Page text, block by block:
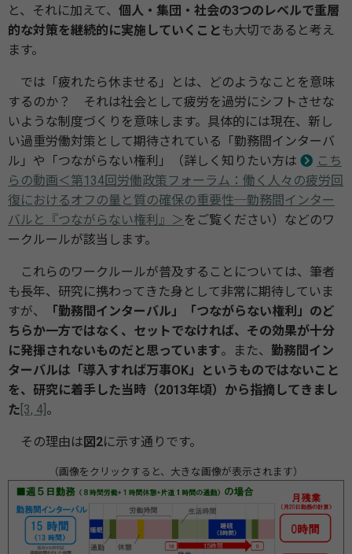
と、それに加えて、 個人・集団・社会の3つのレベルで重層
的な対策を継続的に実施していくこと も大切であると考え
ます。
では「疲れたら休ませる」とは、どのようなことを意味
するのか？ それは社会として疲労を過労にシフトさせな
いような制度づくりを意味します。具体的には現在、新し
い過重労働対策として期待されている「勤務間インターバ
ル」や「つながらない権利」（詳しく知りたい方は
こち
らの動画＜第134回労働政策フォーラム：働く人々の疲労回
復におけるオフの量と質の確保の重要性─勤務間インター
バルと『つながらない権利』＞ をご覧ください）などのワ
ークルールが該当します。
これらのワークルールが普及することについては、筆者
も長年、研究に携わってきた身として非常に期待していま
すが、
「勤務間インターバル」「つながらない権利」のど
ちらか一方ではなく、セットでなければ、その効果が十分
に発揮されないものだと思っています。また、 勤務間イン
ターバルは「導入すれば万事OK」というものではないこと
を、研究に着手した当時（2013年頃）から指摘してきまし
た [3, 4] 。
その理由は 図2に示す通りです。
（画像をクリックすると、大きな画像が表示されます）